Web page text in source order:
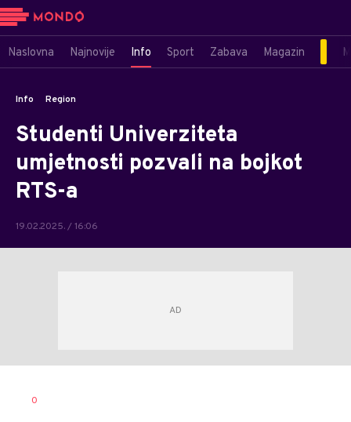
Naslovna Najnovije Info Sport Zabava Magazin
Info Region
Studenti Univerziteta
umjetnosti pozvali na bojkot
RTS-a
19.02.2025. / 16:06
AUTOR
0